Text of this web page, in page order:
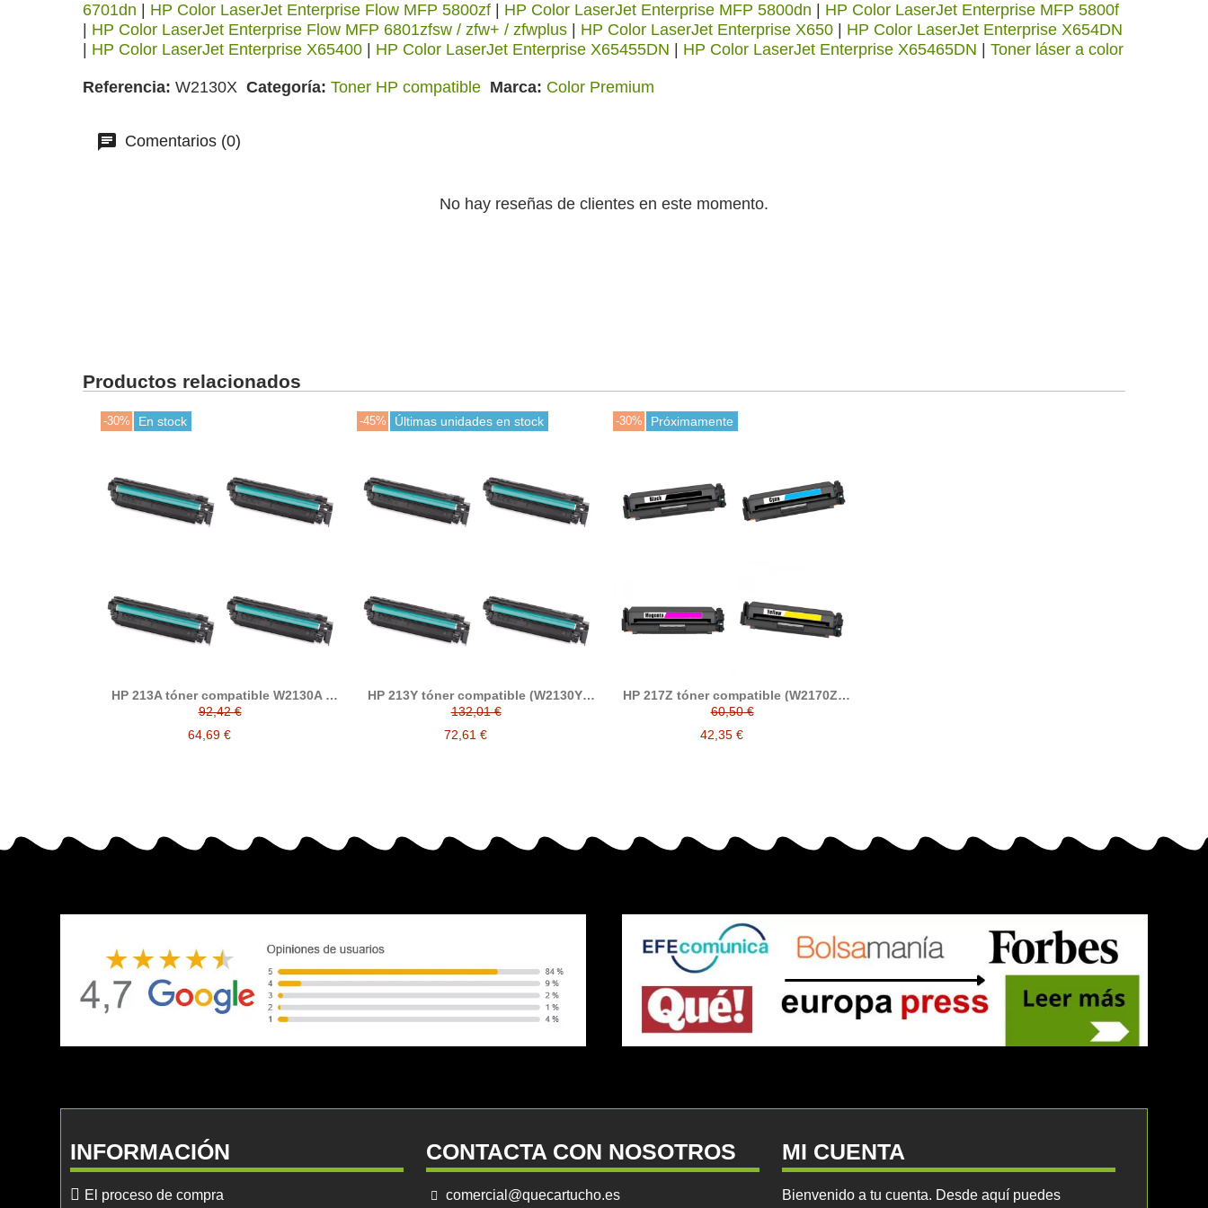
6701dn
HP Color LaserJet Enterprise Flow MFP 5800zf HP Color LaserJet Enterprise MFP 5800dn
HP Color LaserJet Enterprise MFP 5800f
HP Color LaserJet Enterprise Flow MFP 6801zfsw / zfw+ / zfwplus HP Color LaserJet Enterprise X650
HP Color LaserJet Enterprise X654DN
HP Color LaserJet Enterprise X65400 HP Color LaserJet Enterprise X65455DN HP Color LaserJet Enterprise X65465DN Toner láser a color
Referencia W2130X Categoría Toner HP compatible Marca Color Premium
Comentarios (0)
No hay reseñas de clientes en este momento.
Productos relacionados
-30% En stock
HP 213A tóner compatible W2130A /
W2131A / W2132A / W2133A
92,42 €
64,69 €
-45% Últimas unidades en stock
HP 213Y tóner compatible (W2130Y,
W2131Y, W2132Y, W2133Y)
132,01 €
72,61 €
-30% Próximamente
HP 217Z tóner compatible (W2170Z,
W2171Z, W2172Z, W2173Z)
60,50 €
42,35 €
INFORMACIÓN
El proceso de compra
CONTACTA CON NOSOTROS
comercial@quecartucho.es
MI CUENTA
Bienvenido a tu cuenta. Desde aquí puedes